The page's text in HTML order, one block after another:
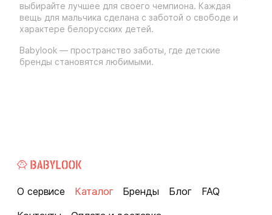
выбирайте лучшее для своего чемпиона. Каждая
вещь для мальчика сделана с заботой о свободе и
характере белорусских детей.
Babylook — пространство заботы, где детские
бренды становятся любимыми.
О сервисе Каталог Бренды Блог
FAQ